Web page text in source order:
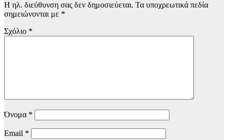
Η ηλ. διεύθυνση σας δεν δημοσιεύεται. Τα υποχρεωτικά πεδία
σημειώνονται με *
Σχόλιο *
Όνομα *
Email *